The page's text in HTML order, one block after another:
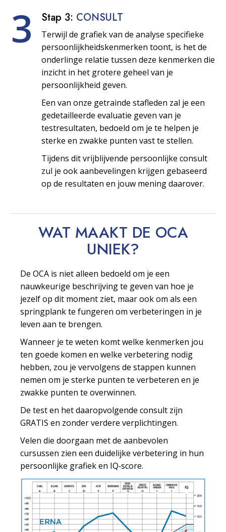
3 Stap 3: CONSULT
Terwijl de grafiek van de analyse specifieke
persoonlijkheids­kenmerken toont, is het de
onderlinge relatie tussen deze kenmerken die
inzicht in het grotere geheel van je
persoonlijkheid geven.
Een van onze getrainde stafleden zal je een
gedetailleerde evaluatie geven van je
testresultaten, bedoeld om je te helpen je
sterke en zwakke punten vast te stellen.
Tijdens dit vrijblijvende persoonlijke consult
zul je ook aanbevelingen krijgen gebaseerd
op de resultaten en jouw mening daarover.
WAT MAAKT DE OCA
UNIEK?
De OCA is niet alleen bedoeld om je een
nauwkeurige beschrijving te geven van hoe je
jezelf op dit moment ziet, maar ook om als een
springplank te fungeren om verbeteringen in je
leven aan te brengen.
Wanneer je te weten komt welke kenmerken jou
ten goede komen en welke verbetering nodig
hebben, zou je vervolgens de stappen kunnen
nemen om je sterke punten te verbeteren en je
zwakke punten te overwinnen.
De test en het daaropvolgende consult zijn
GRATIS en zonder verdere verplichtingen.
Velen die doorgaan met de aanbevolen
cursussen zien een duidelijke verbetering in hun
persoonlijke grafiek en IQ‑score.